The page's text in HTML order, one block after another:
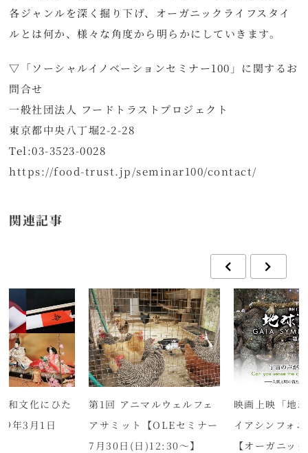
各ジャンルを深く掘り下げ、オーガニックライフスタイ
ルとは何か、様々な角度から明らかにしていきます。
▽「ソーシャルイノベーションセミナー100」に関するお
問合せ
一般社団法人 フードトラストプロジェクト
東京都中央八丁堀2-2-28
Tel:03-3523-0028
https://food-trust.jp/seminar100/contact/
関連記事
和文化にひた
年3月1日
第1回 アニマルウェルフェ
アサミット【OLEセミナー
7月30日(日)12:30～】
映画上映「地
イアシンフォ
【オーガニッ